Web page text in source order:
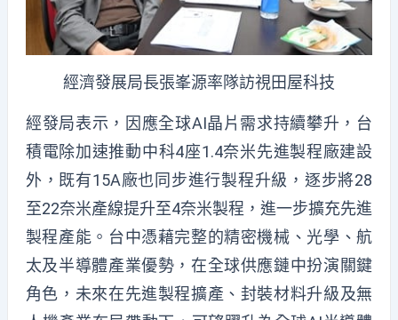
經濟發展局長張峯源率隊訪視田屋科技
經發局表示，因應全球AI晶片需求持續攀升，台
積電除加速推動中科4座1.4奈米先進製程廠建設
外，既有15A廠也同步進行製程升級，逐步將28
至22奈米產線提升至4奈米製程，進一步擴充先進
製程產能。台中憑藉完整的精密機械、光學、航
太及半導體產業優勢，在全球供應鏈中扮演關鍵
角色，未來在先進製程擴產、封裝材料升級及無